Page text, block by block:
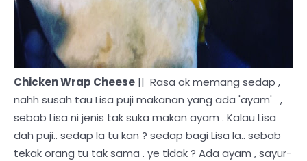
Chicken Wrap Cheese || Rasa ok memang sedap ,
nahh susah tau Lisa puji makanan yang ada 'ayam' ,
sebab Lisa ni jenis tak suka makan ayam . Kalau Lisa
dah puji.. sedap la tu kan ? sedap bagi Lisa la.. sebab
tekak orang tu tak sama . ye tidak ? Ada ayam , sayur-